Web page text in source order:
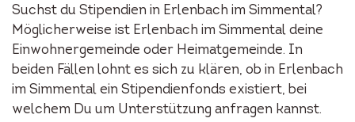
Suchst du Stipendien in Erlenbach im Simmental?
Möglicherweise ist Erlenbach im Simmental deine
Einwohnergemeinde oder Heimatgemeinde. In
beiden Fällen lohnt es sich zu klären, ob in Erlenbach
im Simmental ein Stipendienfonds existiert, bei
welchem Du um Unterstützung anfragen kannst.